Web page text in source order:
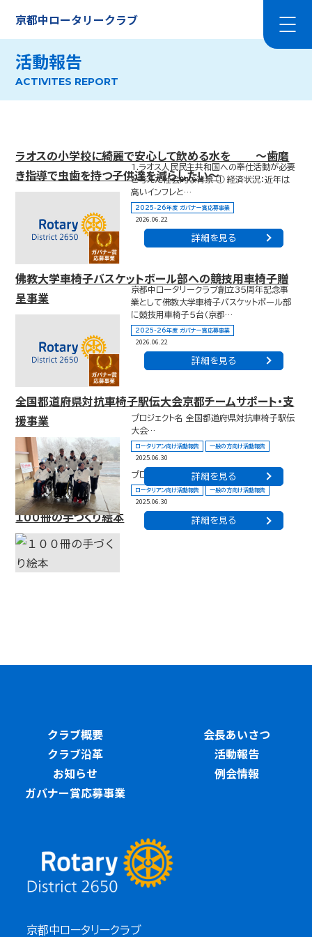
京都中ロータリークラブ
活動報告
ACTIVITES REPORT
ラオスの小学校に綺麗で安心して飲める水を ～歯磨
き指導で虫歯を持つ子供達を減らしたい～
1.ラオス人民民主共和国への奉仕活動が必要
と考えた社会的な背景 ① 経済状況：近年は
高いインフレと…
2025-26年度 ガバナー賞応募事業
2026.06.22
詳細を見る
佛教大学車椅子バスケットボール部への競技用車椅子贈
呈事業
京都中ロータリークラブ創立35周年記念事
業として佛教大学車椅子バスケットボール部
に競技用車椅子５台（京都…
2025-26年度 ガバナー賞応募事業
2026.06.22
詳細を見る
全国都道府県対抗車椅子駅伝大会京都チームサポート・支
援事業
プロジェクト名 全国都道府県対抗車椅子駅伝
大会…
ロータリアン向け活動報告 一般の方向け活動報告
2025.06.30
詳細を見る
１００冊の手づくり絵本
プロジェクト名 １００冊の手づくり絵本 …
ロータリアン向け活動報告 一般の方向け活動報告
2025.06.30
詳細を見る
クラブ概要
会長あいさつ
クラブ沿革
活動報告
お知らせ
例会情報
ガバナー賞応募事業
京都中ロータリークラブ